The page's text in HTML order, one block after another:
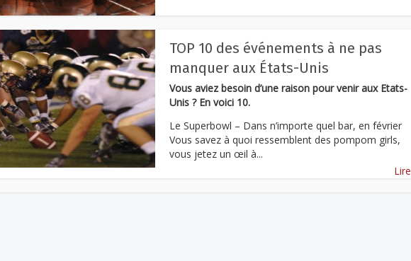
TOP 10 des événements à ne pas
manquer aux États-Unis
Vous aviez besoin d’une raison pour venir aux Etats-
Unis ? En voici 10.
Le Superbowl – Dans n’importe quel bar, en février
Vous savez à quoi ressemblent des pompom girls,
vous jetez un œil à...
Lire